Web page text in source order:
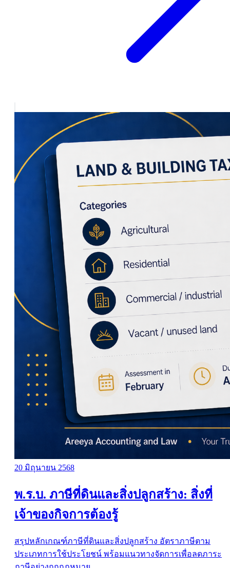
20 มิถุนายน 2568
พ.ร.บ. ภาษีที่ดินและสิ่งปลูกสร้าง: สิ่งที่
เจ้าของกิจการต้องรู้
สรุปหลักเกณฑ์ภาษีที่ดินและสิ่งปลูกสร้าง อัตราภาษีตาม
ประเภทการใช้ประโยชน์ พร้อมแนวทางจัดการเพื่อลดภาระ